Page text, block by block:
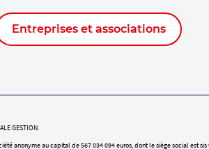
DE
Entreprises et associations
GESTION.
anonyme au capital de 567 034 094 euros, dont le siège social est